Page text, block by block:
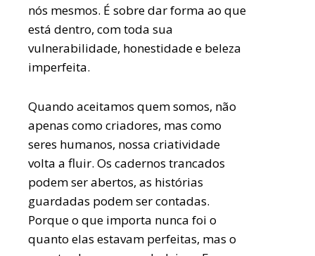
nós mesmos. É sobre dar forma ao que
está dentro, com toda sua
vulnerabilidade, honestidade e beleza
imperfeita.
Quando aceitamos quem somos, não
apenas como criadores, mas como
seres humanos, nossa criatividade
volta a fluir. Os cadernos trancados
podem ser abertos, as histórias
guardadas podem ser contadas.
Porque o que importa nunca foi o
quanto elas estavam perfeitas, mas o